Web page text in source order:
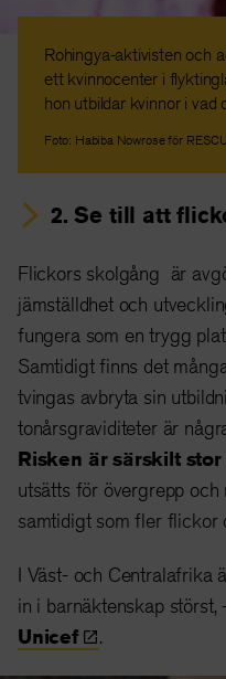
Rohingya-aktivisten och
ett kvinnocenter i
hon utbildar kvinnor i vad
Foto: Habiba Nowrose för
2.Se till att
Flickors skolgång är
jämställdhet och
fungera som en trygg
Samtidigt finns det
tvingas avbryta sin
tonårsgraviditeter är
Risken är särskilt
utsätts för övergrepp
samtidigt som fler flickor
I Väst- och Centralafrika
in i barnäktenskap
Unicef
.